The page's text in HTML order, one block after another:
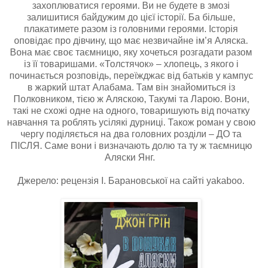
захоплюватися героями. Ви не будете в змозі
залишитися байдужим до цієї історії. Ба більше,
плакатимете разом із головними героями. Історія
оповідає про дівчину, що має незвичайне ім’я Аляска.
Вона має своє таємницю, яку хочеться розгадати разом
із її товаришами. «Толстячок» – хлопець, з якого і
починається розповідь, переїжджає від батьків у кампус
в жаркий штат Алабама. Там він знайомиться із
Полковником, тією ж Аляскою, Такумі та Ларою. Вони,
такі не схожі одне на одного, товаришують від початку
навчання та роблять усілякі дурниці. Також роман у свою
чергу поділяється на два головних розділи – ДО та
ПІСЛЯ. Саме вони і визначають долю та ту ж таємницю
Аляски Янг.
Джерело: рецензія І. Барановської на сайті yakaboo.